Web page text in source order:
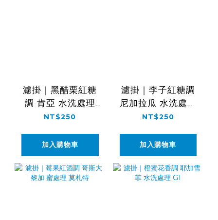
濾掛｜黑醋栗紅糖
調 肯亞 水洗處理
AA TOP
NT$250
加入購物車
濾掛｜李子紅糖調
尼加拉瓜 水洗處理
花語
NT$250
加入購物車